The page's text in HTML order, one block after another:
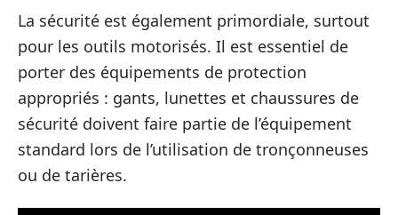
La sécurité est également primordiale, surtout
pour les outils motorisés. Il est essentiel de
porter des équipements de protection
appropriés : gants, lunettes et chaussures de
sécurité doivent faire partie de l’équipement
standard lors de l’utilisation de tronçonneuses
ou de tarières.